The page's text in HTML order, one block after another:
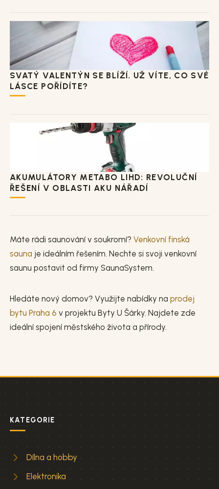
SVATÝ VALENTÝN SE BLÍŽÍ. UŽ VÍTE, CO SVÉ
LÁSCE POŘÍDÍTE?
AKUMULÁTORY METABO LIHD: REVOLUČNÍ
ŘEŠENÍ V OBLASTI AKU NÁŘADÍ
Máte rádi saunování v soukromí? Venkovní finská
sauna je ideálním řešením. Nechte si svoji venkovní
saunu postavit od firmy SaunaSystem.
Hledáte nový domov? Využijte nabídky na prodej
bytu Praha 6 v projektu Byty U Šárky. Najdete zde
ideální spojení městského života a přírody.
KATEGORIE
Dílna a hobby
Elektronika